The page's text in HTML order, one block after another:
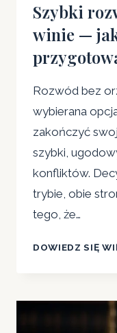
Szybki
winie —
Rozwód bez
wybierana
zakończyć
szybki,
konfliktów.
trybie, obie
tego, że…
DOWIEDZ SIĘ